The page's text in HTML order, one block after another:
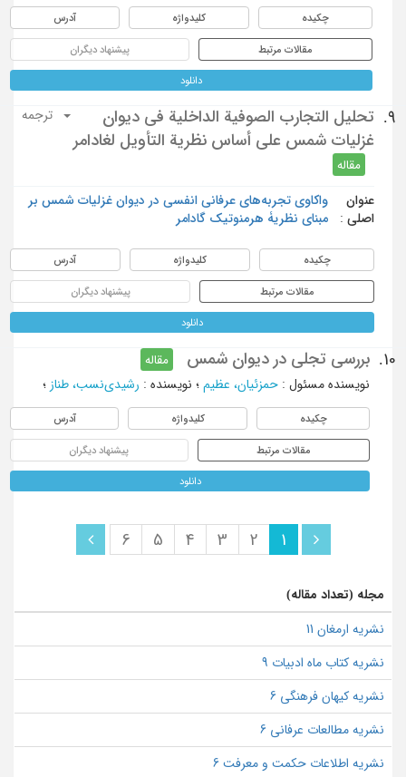
چکیده کلیدواژه آدرس
مقالات مرتبط پیشنهاد دیگران
دانلود
9.
تحليل التجارب الصوفية الداخلية في ديوان
غزليات شمس على أساس نظرية التأويل لغادامر
مقاله
ترجمه
عنوان
اصلی :
واکاوی تجربه‌های عرفانی انفسی در دیوان غزلیات شمس بر
مبنای نظریۀ هرمنوتیک گادامر
چکیده کلیدواژه آدرس
مقالات مرتبط پیشنهاد دیگران
دانلود
10. بررسی تجلی در دیوان شمس
مقاله
نویسنده مسئول : حمزئیان، عظیم؛ نویسنده: رشیدی‌نسب، طناز؛
چکیده کلیدواژه آدرس
مقالات مرتبط پیشنهاد دیگران
دانلود
1
2
3
4
5
6
مجله (تعداد مقاله)
نشریه ارمغان 11
نشریه کتاب ماه ادبیات 9
نشریه کیهان فرهنگی 6
نشریه مطالعات عرفانی 6
نشریه اطلاعات حکمت و معرفت 6